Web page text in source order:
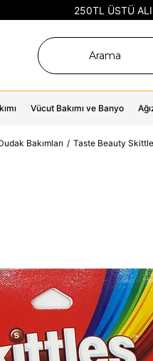
250TL ÜSTÜ
Vücut Bakımı ve Banyo
Bakımları Taste Beauty